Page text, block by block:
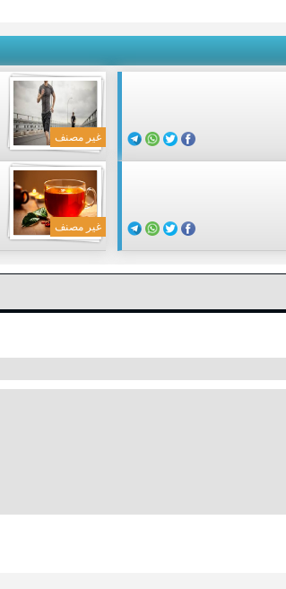
غير مصنف
غير مصنف